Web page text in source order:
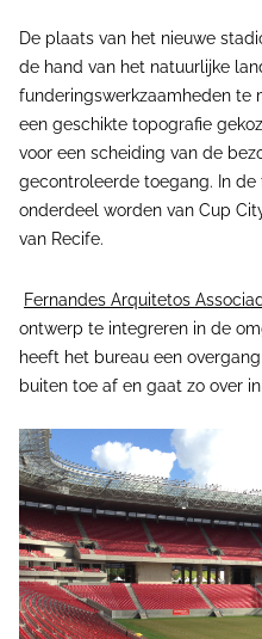
De plaats van het nieuwe
de hand van het natuurlijke
funderingswerkzaamheden te
een geschikte topografie
voor een scheiding van de
gecontroleerde toegang. In
onderdeel worden van Cup
van Recife.
Fernandes Arquitetos
ontwerp te integreren in de
heeft het bureau een
buiten toe af en gaat zo over